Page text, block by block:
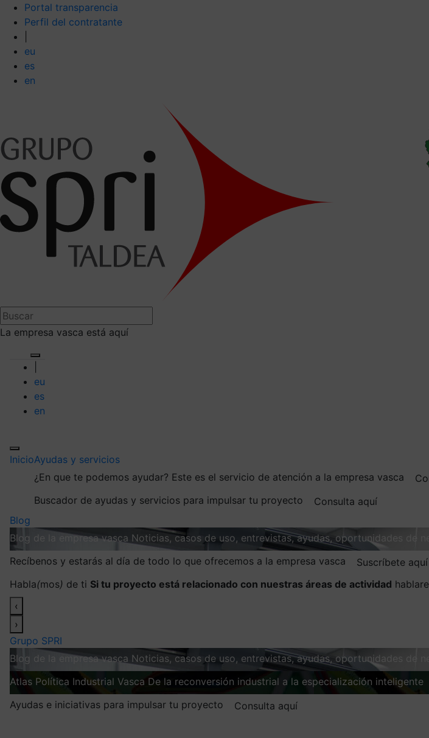
Portal transparencia
Perfil del contratante
eu
es
en
La empresa vasca está aquí
eu
es
en
InicioAyudas y servicios
¿En que te podemos ayudar? Este es el servicio de atención a la empresa vasca
Buscador de ayudas y servicios para impulsar tu proyecto
Consulta aquí
Blog
Blog de la empresa vasca Noticias, casos de uso, entrevistas, ayudas, oportunidades de
Recíbenos y estarás al día de todo lo que ofrecemos a la empresa vasca
Suscríbete aquí
Habla(mos) de ti Si tu proyecto está relacionado con nuestras áreas de actividad
‹
›
Grupo SPRI
Blog de la empresa vasca Noticias, casos de uso, entrevistas, ayudas, oportunidades de
Atlas Política Industrial Vasca De la reconversión industrial a la especialización inteligente
Ayudas e iniciativas para impulsar tu proyecto
Consulta aquí